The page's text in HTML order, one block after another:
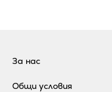
За нас
Общи условия